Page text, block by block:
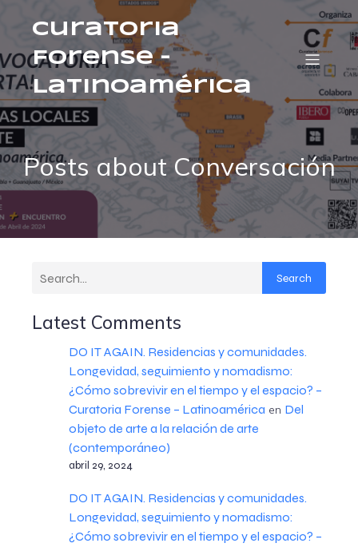
Curatoria
Forense –
Latinoamérica
Posts about Conversación
Search
Latest Comments
DO IT AGAIN. Residencias y comunidades.
Longevidad, seguimiento y nomadismo:
¿Cómo sobrevivir en el tiempo y el espacio? –
Curatoria Forense – Latinoamérica en Del
objeto de arte a la relación de arte
(contemporáneo)
abril 29, 2024
DO IT AGAIN. Residencias y comunidades.
Longevidad, seguimiento y nomadismo:
¿Cómo sobrevivir en el tiempo y el espacio? –